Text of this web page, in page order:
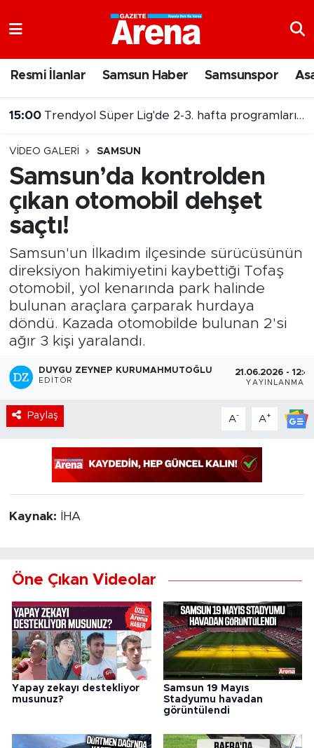
Resmi İlanlar Samsun Haber Samsunspor
15:00 Trendyol Süper Lig'de 2-3. hafta programları belli oldu
VIDEO GALERI SAMSUN
Samsun’da kontrolden
çıkan otomobil dehşet
saçtı!
Samsun'un İlkadım ilçesinde sürücüsünün
direksiyon hakimiyetini kaybettiği Tofaş
otomobil, yol kenarında park halinde
bulunan araçlara çarparak hurdaya
döndü. Kazada otomobilde bulunan 2'si
ağır 3 kişi yaralandı.
DUYGU ZEYNEP KURUMAHMUTOĞLU
EDITÖR
21.06.2026 -
YAYINLANMA
Paylaş A- A+
Kaynak: İHA
Öne Çıkan Videolar
Yapay zekayı destekliyor
musunuz?
Samsun 19 Mayıs
Stadyumu havadan
görüntülendi
Samsun Namaz Vakitleri
Süper Lig Puan Durumu ve Fikstür
Tüm Manşetler
Son Dakika Haberleri
Haber Arşivi